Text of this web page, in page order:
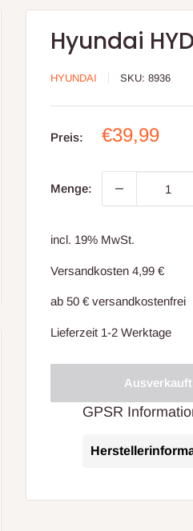
Hyundai
HYUNDAI SKU: 8936
Preis: Sonderpreis
€39,99
Menge:
incl. 19% MwSt.
Versandkosten 4,99 €
ab 50 € versandkostenfrei
Lieferzeit 1-2 Werktage
Ausverkauft
GPSR